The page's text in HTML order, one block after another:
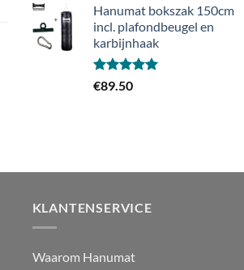
tot
€139.99
Hanumat bokszak 150cm
incl. plafondbeugel en
karbijnhaak
Gewaardeerd
€89.50
KLANTENSERVICE
Waarom Hanumat